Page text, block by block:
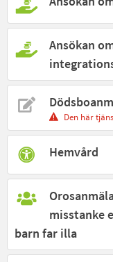
Ansökan
Den här
Hemvård
misstanke
barn far illa